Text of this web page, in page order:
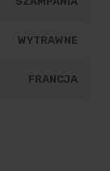
WYTRAWNE
FRANCJA